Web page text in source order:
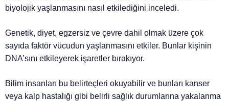
biyolojik yaşlanmasını nasıl etkilediğini inceledi.
Genetik, diyet, egzersiz ve çevre dahil olmak üzere çok
sayıda faktör vücudun yaşlanmasını etkiler. Bunlar kişinin
DNA’sını etkileyerek işaretler bırakıyor.
Bilim insanları bu belirteçleri okuyabilir ve bunları kanser
veya kalp hastalığı gibi belirli sağlık durumlarına yakalanma